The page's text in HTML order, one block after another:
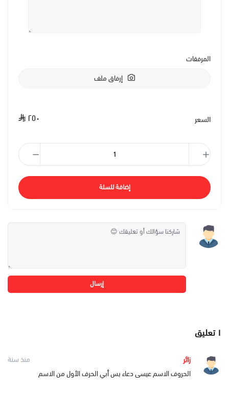
المرفقات
إرفاق ملف
السعر ٢٥٠
إضافة للسلة
إرسال
١ تعليق
زائر
منذ سنة
الحروف الاسم عيسى دعاء بس أبي الحرف الأول من الاسم